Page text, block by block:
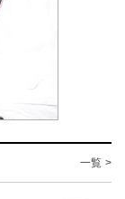
一覧 >